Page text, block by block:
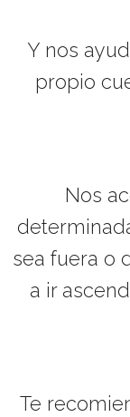
Y nos
propio
Nos
sea fuera o
a ir
Te